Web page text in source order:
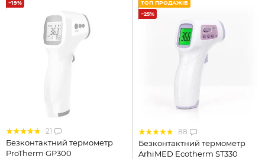
−19%
21
Безконтактний термометр
ProTherm GP300
ТОП ПРОДАЖІВ
−25%
88
Безконтактний термометр
ArhiMED Ecotherm ST330